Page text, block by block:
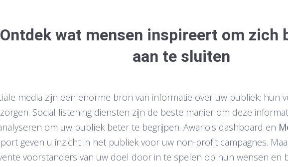
Ontdek wat mensen inspireert om zich
aan te sluiten
media zijn een enorme bron van informatie over uw publiek: hun
Social listening diensten zijn de beste manier om deze
om uw publiek beter te begrijpen. Awario's dashboard en
geven u inzicht in het publiek voor uw non-profit campagnes.
voorstanders van uw doel door in te spelen op hun wensen en